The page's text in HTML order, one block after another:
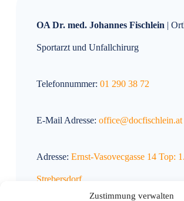
Zustimmung verwalten
OA Dr. med. Johannes Fischlein |
Sportarzt und Unfallchirurg
Telefonnummer: 01 290 38 72
E-Mail Adresse: office@docfischlein.at
Adresse: Ernst-Vasovecgasse 14 Top:
Strebersdorf